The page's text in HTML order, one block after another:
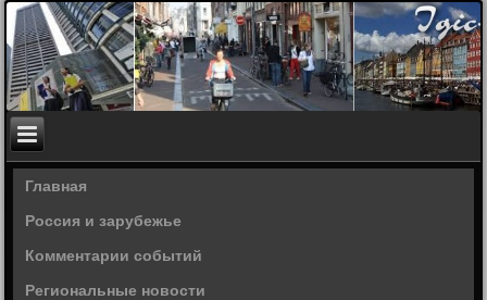
Главная
Россия и зарубежье
Комментарии событий
Региональные новости